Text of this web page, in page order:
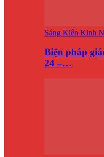
Sáng Kiến Kinh
Biện pháp
24 –…